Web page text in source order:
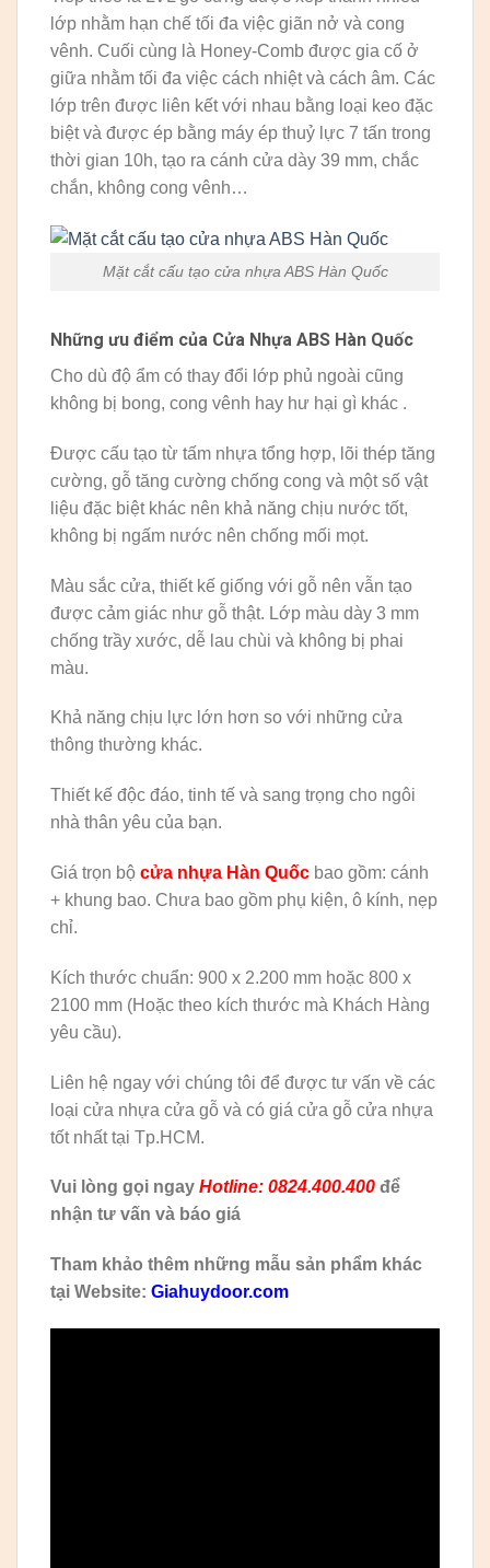
lớp nhằm hạn chế tối đa việc giãn nở và cong
vênh. Cuối cùng là Honey-Comb được gia cố ở
giữa nhằm tối đa việc cách nhiệt và cách âm. Các
lớp trên được liên kết với nhau bằng loại keo đặc
biệt và được ép bằng máy ép thuỷ lực 7 tấn trong
thời gian 10h, tạo ra cánh cửa dày 39 mm, chắc
chắn, không cong vênh…
Mặt cắt cấu tạo cửa nhựa ABS Hàn Quốc
Những ưu điểm của Cửa Nhựa ABS Hàn Quốc
Cho dù độ ẩm có thay đổi lớp phủ ngoài cũng
không bị bong, cong vênh hay hư hại gì khác .
Được cấu tạo từ tấm nhựa tổng hợp, lõi thép tăng
cường, gỗ tăng cường chống cong và một số vật
liệu đặc biệt khác nên khả năng chịu nước tốt,
không bị ngấm nước nên chống mối mọt.
Màu sắc cửa, thiết kế giống với gỗ nên vẫn tạo
được cảm giác như gỗ thật. Lớp màu dày 3 mm
chống trầy xước, dễ lau chùi và không bị phai
màu.
Khả năng chịu lực lớn hơn so với những cửa
thông thường khác.
Thiết kế độc đáo, tinh tế và sang trọng cho ngôi
nhà thân yêu của bạn.
Giá trọn bộ cửa nhựa Hàn Quốc bao gồm: cánh
+ khung bao. Chưa bao gồm phụ kiện, ô kính, nẹp
chỉ.
Kích thước chuẩn: 900 x 2.200 mm hoặc 800 x
2100 mm (Hoặc theo kích thước mà Khách Hàng
yêu cầu).
Liên hệ ngay với chúng tôi để được tư vấn về các
loại cửa nhựa cửa gỗ và có giá cửa gỗ cửa nhựa
tốt nhất tại Tp.HCM.
Vui lòng gọi ngay Hotline: 0824.400.400 để
nhận tư vấn và báo giá
Tham khảo thêm những mẫu sản phẩm khác
tại Website: Giahuydoor.com